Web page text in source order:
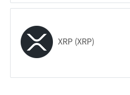
XRP (XRP)